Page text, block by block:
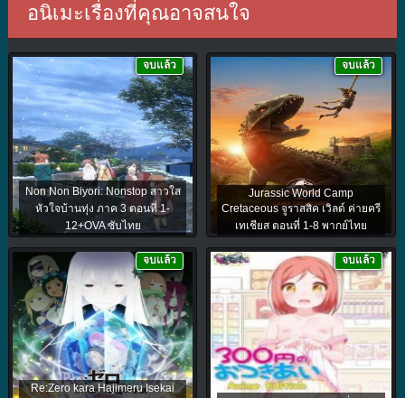
อนิเมะเรื่องที่คุณอาจสนใจ
Non Non Biyori: Nonstop สาวใส
หัวใจบ้านทุ่ง ภาค 3 ตอนที่ 1-
12+OVA ซับไทย
จบแล้ว
Jurassic World Camp
Cretaceous จูราสสิค เวิลด์ ค่ายครี
เทเชียส ตอนที่ 1-8 พากย์ไทย
จบแล้ว
Re:Zero kara Hajimeru Isekai
จบแล้ว จบแล้ว